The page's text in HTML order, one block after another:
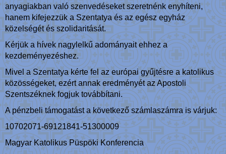
anyagiakban való szenvedéseket szeretnénk enyhíteni,
hanem kifejezzük a Szentatya és az egész egyház
közelségét és szolidaritását.
Kérjük a hívek nagylelkű adományait ehhez a
kezdeményezéshez.
Mivel a Szentatya kérte fel az európai gyűjtésre a katolikus
közösségeket, ezért annak eredményét az Apostoli
Szentszéknek fogjuk továbbítani.
A pénzbeli támogatást a következő számlaszámra is várjuk:
10702071-69121841-51300009
Magyar Katolikus Püspöki Konferencia